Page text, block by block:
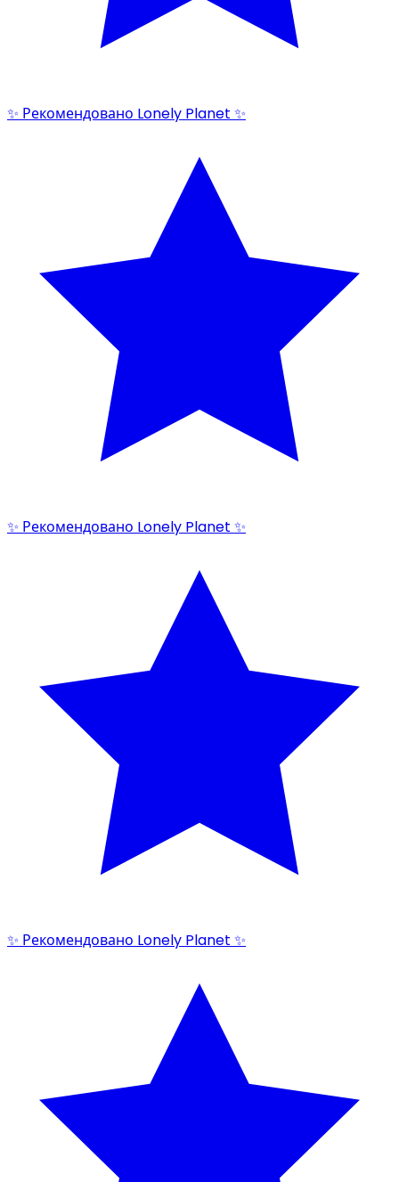
✨ Рекомендовано Lonely Planet ✨
✨ Рекомендовано Lonely Planet ✨
✨ Рекомендовано Lonely Planet ✨